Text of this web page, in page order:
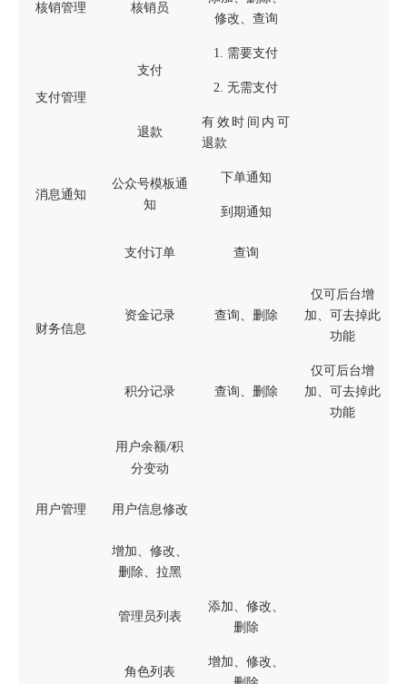
核销管理 核销员
修改、查询
支付管理
支付
1. 需要支付
2. 无需支付
退款
有效时间内可
退款
消息通知
公众号模板通
知
下单通知
到期通知
财务信息
支付订单 查询
资金记录 查询、删除
仅可后台增
加、可去掉此
功能
积分记录 查询、删除
仅可后台增
加、可去掉此
功能
用户管理
用户余额/积
分变动
用户信息修改
增加、修改、
删除、拉黑
管理员列表
添加、修改、
删除
角色列表
增加、修改、